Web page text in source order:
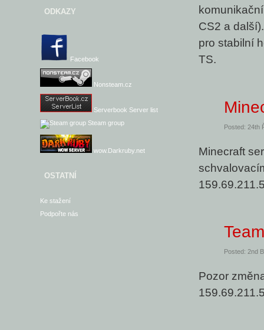
ODKAZY
Facebook
Nonsteam.cz
Serverbook Server list
Steam group
wow.Darkruby.net
OSTATNÍ
Ke stažení
Podpořte nás
CS2 a
pro stabilní
TS.
Posted: 24th
Minecraft
Posted: 2nd
Pozor